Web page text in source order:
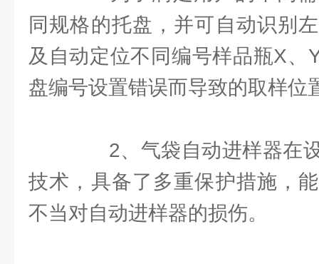
同规格的托盘，并可自动识别
及自动定位不同编号样品瓶X、
盘编号设置错误而导致的取样位
2、气袋自动进样器在设
技术，具备了多重保护措施，
不当对自动进样器的损伤。